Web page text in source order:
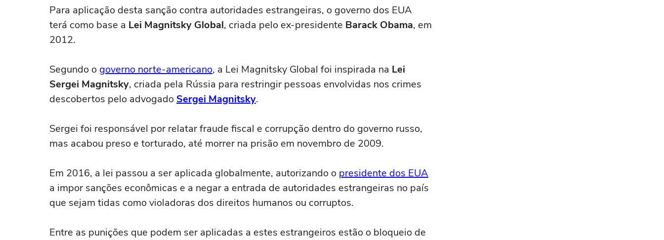
Para aplicação desta sanção contra autoridades estrangeiras, o governo dos EUA
terá como base a Lei Magnitsky Global, criada pelo ex-presidente Barack Obama, em
2012.
Segundo o governo norte-americano, a Lei Magnitsky Global foi inspirada na Lei
Sergei Magnitsky, criada pela Rússia para restringir pessoas envolvidas nos crimes
descobertos pelo advogado Sergei Magnitsky.
Sergei foi responsável por relatar fraude fiscal e corrupção dentro do governo russo,
mas acabou preso e torturado, até morrer na prisão em novembro de 2009.
Em 2016, a lei passou a ser aplicada globalmente, autorizando o presidente dos EUA
a impor sanções econômicas e a negar a entrada de autoridades estrangeiras no país
que sejam tidas como violadoras dos direitos humanos ou corruptos.
Entre as punições que podem ser aplicadas a estes estrangeiros estão o bloqueio de